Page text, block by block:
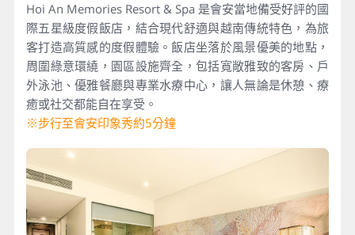
Hoi An Memories Resort & Spa 是會安當地備受好評的國
際五星級度假飯店，結合現代舒適與越南傳統特色，為旅
客打造高質感的度假體驗。飯店坐落於風景優美的地點，
周圍綠意環繞，園區設施齊全，包括寬敞雅致的客房、戶
外泳池、優雅餐廳與專業水療中心，讓人無論是休憩、療
癒或社交都能自在享受。
※步行至會安印象秀約5分鐘